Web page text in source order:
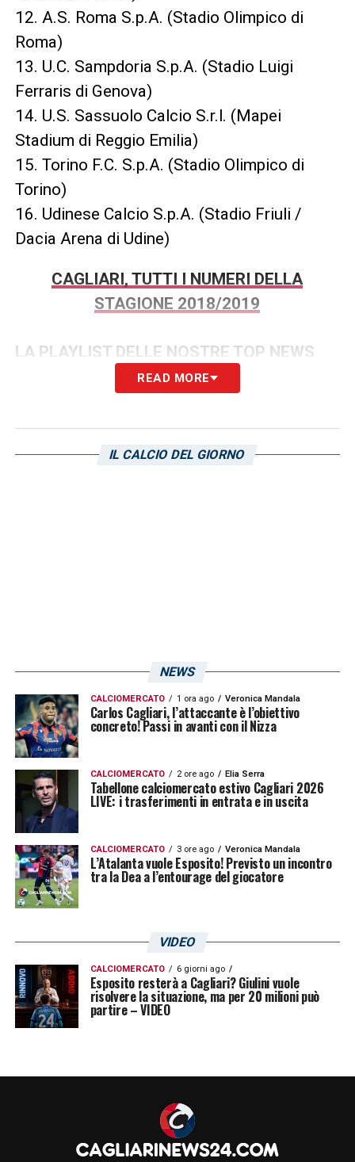
12. A.S. Roma S.p.A. (Stadio Olimpico di
Roma)
13. U.C. Sampdoria S.p.A. (Stadio Luigi
Ferraris di Genova)
14. U.S. Sassuolo Calcio S.r.l. (Mapei
Stadium di Reggio Emilia)
15. Torino F.C. S.p.A. (Stadio Olimpico di
Torino)
16. Udinese Calcio S.p.A. (Stadio Friuli /
Dacia Arena di Udine)
CAGLIARI, TUTTI I NUMERI DELLA
STAGIONE 2018/2019
LA PLAYLIST DELLE NOSTRE TOP NEWS
READ MORE
IL CALCIO DEL GIORNO
NEWS
CALCIOMERCATO 1 ora ago Veronica Mandala
Carlos Cagliari, l’attaccante è l’obiettivo
concreto! Passi in avanti con il Nizza
CALCIOMERCATO 2 ore ago Elia Serra
Tabellone calciomercato estivo Cagliari 2026
LIVE: i trasferimenti in entrata e in uscita
CALCIOMERCATO 3 ore ago Veronica Mandala
L’Atalanta vuole Esposito! Previsto un incontro
tra la Dea a l’entourage del giocatore
VIDEO
CALCIOMERCATO 6 giorni ago
Esposito resterà a Cagliari? Giulini vuole
risolvere la situazione, ma per 20 milioni può
partire – VIDEO